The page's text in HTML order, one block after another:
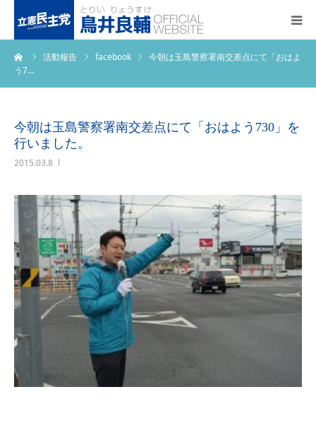
活動報告 facebook
今朝は玉島警察署南交差点にて「おはよ
う7…
今朝は玉島警察署南交差点にて「おはよう730」を
行いました。
2015.03.8
トップページ
プロフィール
活動報告